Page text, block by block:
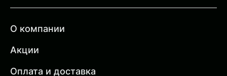
О компании
Акции
Оплата и доставка